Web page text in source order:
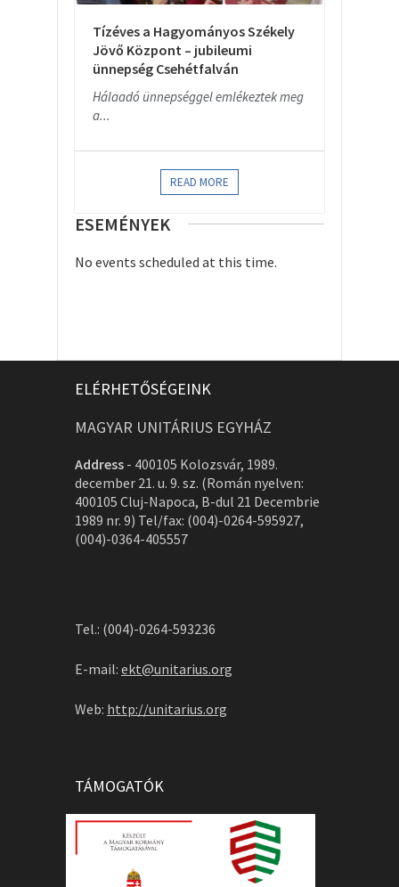
Tízéves a Hagyományos Székely
Jövő Központ – jubileumi
ünnepség Csehétfalván
Hálaadó ünnepséggel emlékeztek meg
a...
READ MORE
ESEMÉNYEK
No events scheduled at this time.
ELÉRHETŐSÉGEINK
MAGYAR UNITÁRIUS EGYHÁZ
Address - 400105 Kolozsvár, 1989.
december 21. u. 9. sz. (Román nyelven:
400105 Cluj-Napoca, B-dul 21 Decembrie
1989 nr. 9) Tel/fax: (004)-0264-595927,
(004)-0364-405557
Tel.: (004)-0264-593236
E-mail: ekt@unitarius.org
Web: http://unitarius.org
TÁMOGATÓK